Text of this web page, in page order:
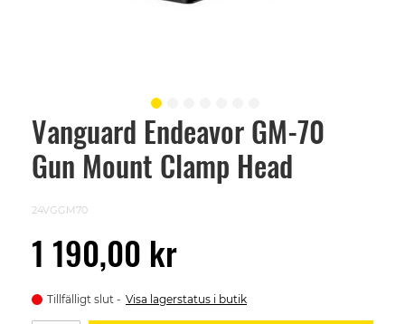
Vanguard Endeavor GM-70
Gun Mount Clamp Head
24VGGM70
1 190,00 kr
Tillfälligt slut Visa lagerstatus i butik
Skip
beginning
images